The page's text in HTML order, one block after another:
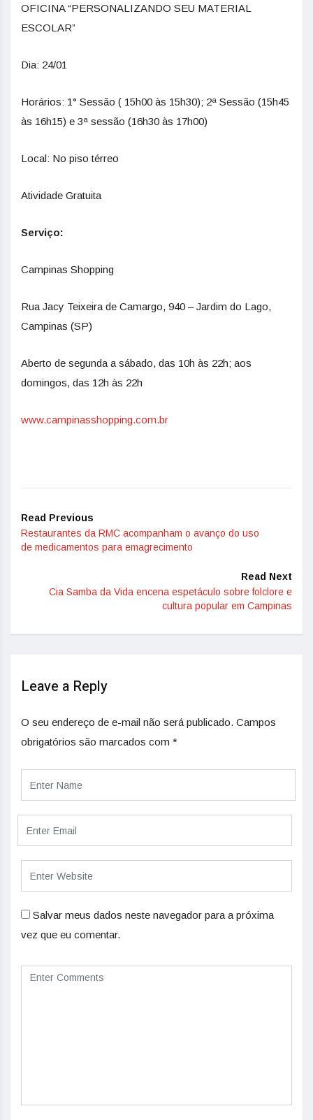
OFICINA “PERSONALIZANDO SEU MATERIAL
ESCOLAR”
Dia: 24/01
Horários: 1° Sessão ( 15h00 às 15h30); 2ª Sessão (15h45
às 16h15) e 3ª sessão (16h30 às 17h00)
Local: No piso térreo
Atividade Gratuita
Serviço:
Campinas Shopping
Rua Jacy Teixeira de Camargo, 940 – Jardim do Lago,
Campinas (SP)
Aberto de segunda a sábado, das 10h às 22h; aos
domingos, das 12h às 22h
www.campinasshopping.com.br
Read Previous
Restaurantes da RMC acompanham o avanço do uso
de medicamentos para emagrecimento
Read Next
Cia Samba da Vida encena espetáculo sobre folclore e
cultura popular em Campinas
Leave a Reply
O seu endereço de e-mail não será publicado. Campos
obrigatórios são marcados com *
Salvar meus dados neste navegador para a próxima
vez que eu comentar.